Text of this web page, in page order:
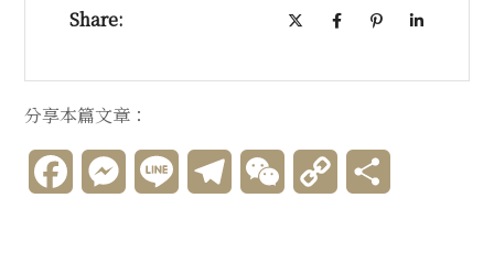
Share:
分享本篇文章：
FacebookMessenger
Line TelegramWeChat Copy